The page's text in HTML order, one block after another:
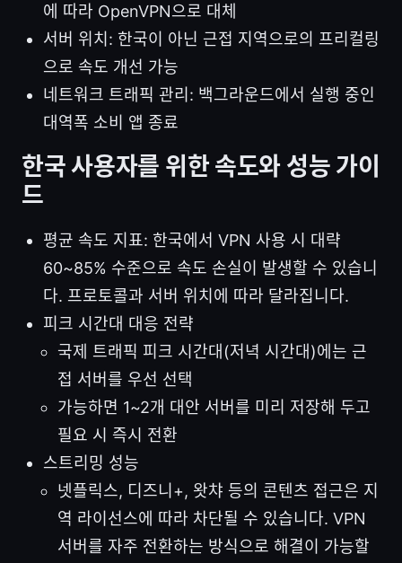
에 따라 OpenVPN으로 대체
서버 위치: 한국이 아닌 근접 지역으로의 프리컬링
으로 속도 개선 가능
네트워크 트래픽 관리: 백그라운드에서 실행 중인
대역폭 소비 앱 종료
한국 사용자를 위한 속도와 성능 가이
드
평균 속도 지표: 한국에서 VPN 사용 시 대략
60~85% 수준으로 속도 손실이 발생할 수 있습니
다. 프로토콜과 서버 위치에 따라 달라집니다.
피크 시간대 대응 전략
국제 트래픽 피크 시간대(저녁 시간대)에는 근
접 서버를 우선 선택
가능하면 1~2개 대안 서버를 미리 저장해 두고
필요 시 즉시 전환
스트리밍 성능
넷플릭스, 디즈니+, 왓챠 등의 콘텐츠 접근은 지
역 라이선스에 따라 차단될 수 있습니다. VPN
서버를 자주 전환하는 방식으로 해결이 가능할